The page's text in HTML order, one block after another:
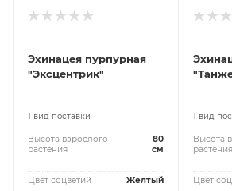
Эхинацея пурпурная
"Эксцентрик"
1 вид поставки
Высота взрослого
растения
80
см
Цвет соцветий Желтый
1 вид
Высота
растения
Цвет